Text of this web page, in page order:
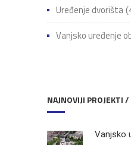
Uređenje dvorišta
Vanjsko uređenje
NAJNOVIJI PROJEKTI
Vanjsko